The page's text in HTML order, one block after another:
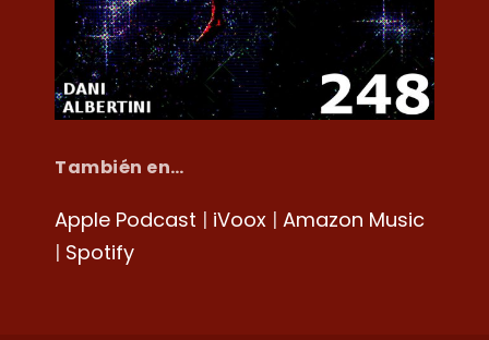
También en…
Apple Podcast | iVoox | Amazon Music
| Spotify